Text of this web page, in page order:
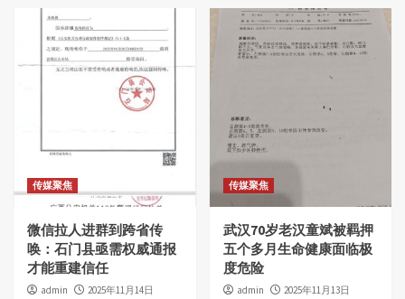
传媒聚焦
微信拉人进群到跨省传
唤：石门县亟需权威通报
才能重建信任
admin
2025年11月14日
传媒聚焦
武汉70岁老汉童斌被羁押
五个多月生命健康面临极
度危险
admin
2025年11月13日